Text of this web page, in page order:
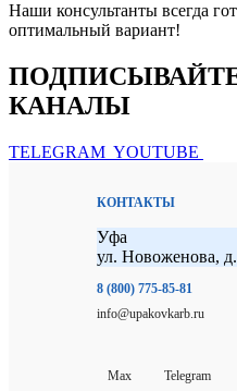
Наши консультанты всегда
оптимальный вариант!
КАНАЛЫ
TELEGRAM YOUTUBE
КОНТАКТЫ
Уфа
ул. Новоженова,
8 (800) 775-85-81
info@upakovkarb.ru
Max Telegram